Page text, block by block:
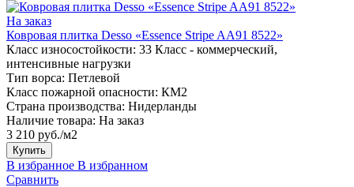
На заказ
Ковровая плитка Desso «Essence Stripe AA91 8522»
Класс износостойкости: 33 Класс - коммерческий,
интенсивные нагрузки
Тип ворса: Петлевой
Класс пожарной опасности: КМ2
Страна производства: Нидерланды
Наличие товара: На заказ
3 210 руб./м2
Купить
В избранное В избранном
Сравнить